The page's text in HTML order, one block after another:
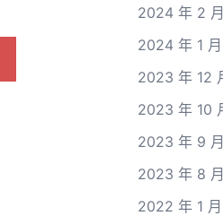
2024 年 2 月
2024 年 1 月
2023 年 12
2023 年 10
2023 年 9 月
2023 年 8 月
2022 年 1 月